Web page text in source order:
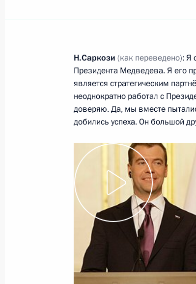
Начало встречи с
5 марта 2010 года, 14:20 Москва,
5 марта 2010 года, 12:30 Москва
4 марта 2010 года, четверг
Рабочая встреча с
Артамоновым
4 марта 2010 года, 17:00 Москва,
Н.Саркози (как переведено): Я
Президента Медведева. Я его
является стратегическим
неоднократно работал с
доверяю. Да, мы вместе
добились успеха. Он большой